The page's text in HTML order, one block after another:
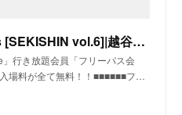
EASYGOINGS presents [SEKISHIN vol.6]|越谷EASYGOINGS(埼玉)|sonar-u
行き放題会員「フリーパス会
料が全て無料！！■■■■■■フ…